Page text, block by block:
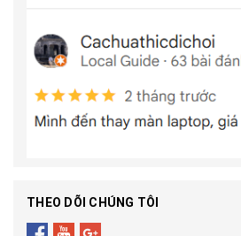
THEO DÕI CHÚNG TÔI